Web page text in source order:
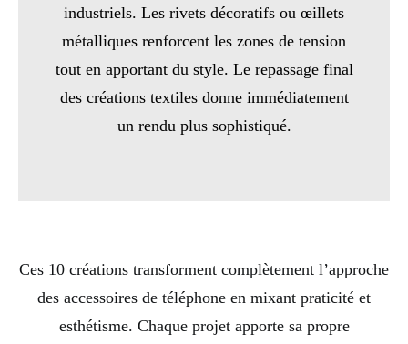
industriels. Les rivets décoratifs ou œillets
métalliques renforcent les zones de tension
tout en apportant du style. Le repassage final
des créations textiles donne immédiatement
un rendu plus sophistiqué.
Ces 10 créations transforment complètement l’approche
des accessoires de téléphone en mixant praticité et
esthétisme. Chaque projet apporte sa propre